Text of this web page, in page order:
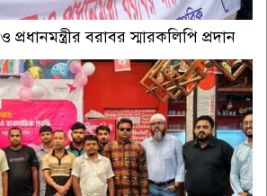
বরাবর স্মারকলিপি প্রদান